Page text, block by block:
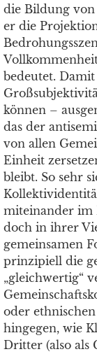
die Bildung
er die
bedeutet. Damit
können –
das der
von allen
Einheit
bleibt. So sehr
miteinander im
doch in ihrer
gemeinsamen
prinzipiell die
„gleichwertig“
oder
hingegen, wie
Dritter (also als